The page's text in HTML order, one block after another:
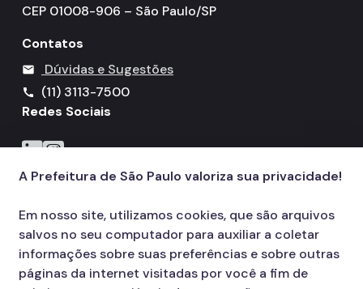
CEP 01008-906 – São Paulo/SP
Contatos
mail Dúvidas e Sugestões
call
(11) 3113-7500
Redes Sociais
Icone do LinkedIn
Icone do Instagram
A Prefeitura de São Paulo valoriza sua privacidade!
Em nosso site, utilizamos cookies, que são arquivos
salvos no seu computador para auxiliar a coletar
informações sobre suas preferências e sobre outras
páginas da internet visitadas por você a fim de